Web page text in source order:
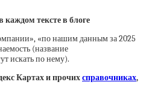
тексте в блоге
«по нашим данным за 2025
(название
искать по нему).
Картах и прочихсправочниках,